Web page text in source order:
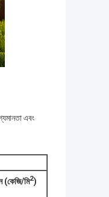
এবং
(কেজি/মি2)